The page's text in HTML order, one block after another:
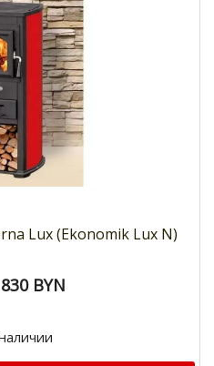
Lux (Ekonomik Lux N)
BYN